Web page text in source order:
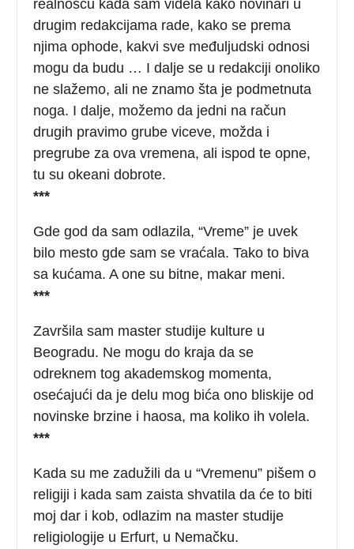
realnošću kada sam videla kako novinari u
drugim redakcijama rade, kako se prema
njima ophode, kakvi sve međuljudski odnosi
mogu da budu … I dalje se u redakciji onoliko
ne slažemo, ali ne znamo šta je podmetnuta
noga. I dalje, možemo da jedni na račun
drugih pravimo grube viceve, možda i
pregrube za ova vremena, ali ispod te opne,
tu su okeani dobrote.
***
Gde god da sam odlazila, “Vreme” je uvek
bilo mesto gde sam se vraćala. Tako to biva
sa kućama. A one su bitne, makar meni.
***
Završila sam master studije kulture u
Beogradu. Ne mogu do kraja da se
odreknem tog akademskog momenta,
osećajući da je delu mog bića ono bliskije od
novinske brzine i haosa, ma koliko ih volela.
***
Kada su me zadužili da u “Vremenu” pišem o
religiji i kada sam zaista shvatila da će to biti
moj dar i kob, odlazim na master studije
religiologije u Erfurt, u Nemačku.